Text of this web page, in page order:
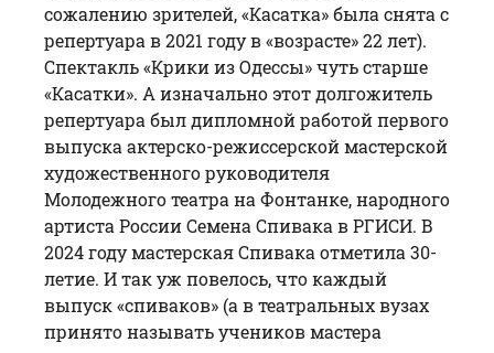
сожалению зрителей, «Касатка» была снята с
репертуара в 2021 году в «возрасте» 22 лет).
Спектакль «Крики из Одессы» чуть старше
«Касатки». А изначально этот долгожитель
репертуара был дипломной работой первого
выпуска актерско-режиссерской мастерской
художественного руководителя
Молодежного театра на Фонтанке, народного
артиста России Семена Спивака в РГИСИ. В
2024 году мастерская Спивака отметила 30-
летие. И так уж повелось, что каждый
выпуск «спиваков» (а в театральных вузах
принято называть учеников мастера